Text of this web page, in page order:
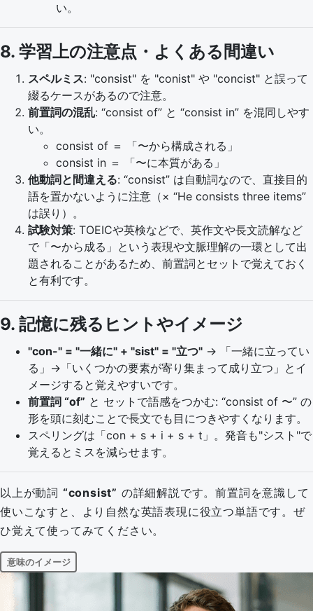
い。
8. 学習上の注意点・よくある間違い
スペルミス: consist を conist や concist
と誤って
綴るケースがあるので注意。
前置詞の混乱: “consist of” と “consist in” を混同しやす
い。
consist of ＝ 「〜から構成される」
consist in ＝ 「〜に本質がある」
他動詞と間違える: “consist” は自動詞なので、直接目的
語を置かないように注意（× “He consists three items”
は誤り）。
試験対策: TOEICや英検などで、英作文や長文読解など
で「〜から成る」という表現や文脈理解の一環として出
題されることがあるため、前置詞とセットで覚えておく
と有利です。
9. 記憶に残るヒントやイメージ
con- = 一緒に + sist = 立つ
→ 「一緒に立ってい
る」→「いくつかの要素が寄り集まって成り立つ」とイ
メージすると覚えやすいです。
前置詞 “of” と セットで語感をつかむ: “consist of 〜” の
形を頭に刻むことで長文でも目につきやすくなります。
スペリングは「con + s + i + s + t」。発音も シスト で
覚えるとミスを減らせます。
以上が動詞 “consist” の詳細解説です。前置詞を意識して
使いこなすと、より自然な英語表現に役立つ単語です。ぜ
ひ覚えて使ってみてください。
意味のイメージ